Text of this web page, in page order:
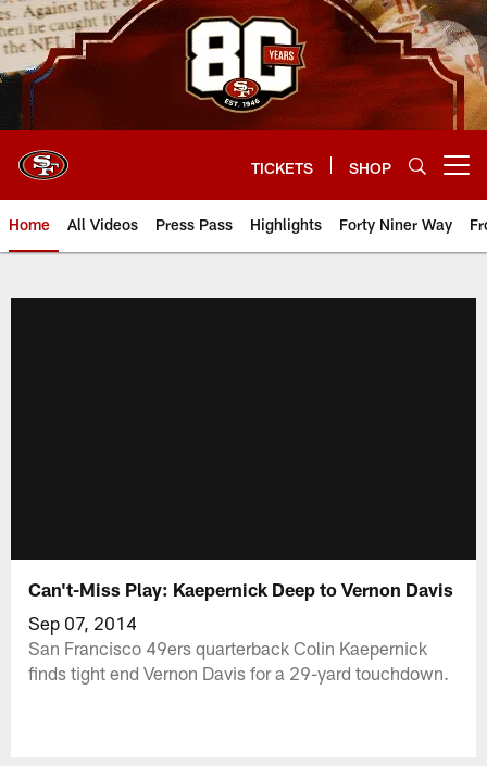
Skip
to
main
content
TICKETS SHOP
Home All Videos Press Pass Highlights Forty Niner Way
Can't-Miss Play: Kaepernick Deep to Vernon Davis
Sep 07, 2014
San Francisco 49ers quarterback Colin Kaepernick
finds tight end Vernon Davis for a 29-yard touchdown.